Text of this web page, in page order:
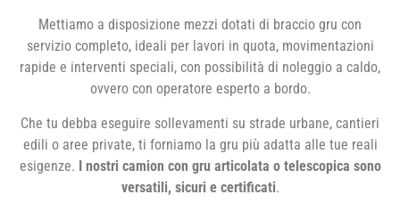
Mettiamo a disposizione mezzi dotati di braccio gru con
servizio completo, ideali per lavori in quota, movimentazioni
rapide e interventi speciali, con possibilità di noleggio a caldo,
ovvero con operatore esperto a bordo.
Che tu debba eseguire sollevamenti su strade urbane, cantieri
edili o aree private, ti forniamo la gru più adatta alle tue reali
esigenze. I nostri camion con gru articolata o telescopica sono
versatili, sicuri e certificati.